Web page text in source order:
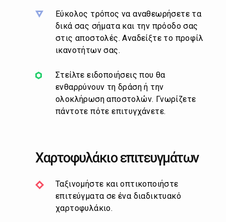
Εύκολος τρόπος να αναθεωρήσετε τα
δικά σας σήματα και την πρόοδο σας
στις αποστολές. Αναδείξτε το προφίλ
ικανοτήτων σας.
Στείλτε ειδοποιήσεις που θα
ενθαρρύνουν τη δράση ή την
ολοκλήρωση αποστολών. Γνωρίζετε
πάντοτε πότε επιτυγχάνετε.
Χαρτοφυλάκιο επιτευγμάτων
Ταξινομήστε και οπτικοποιήστε
επιτεύγματα σε ένα διαδικτυακό
χαρτοφυλάκιο.